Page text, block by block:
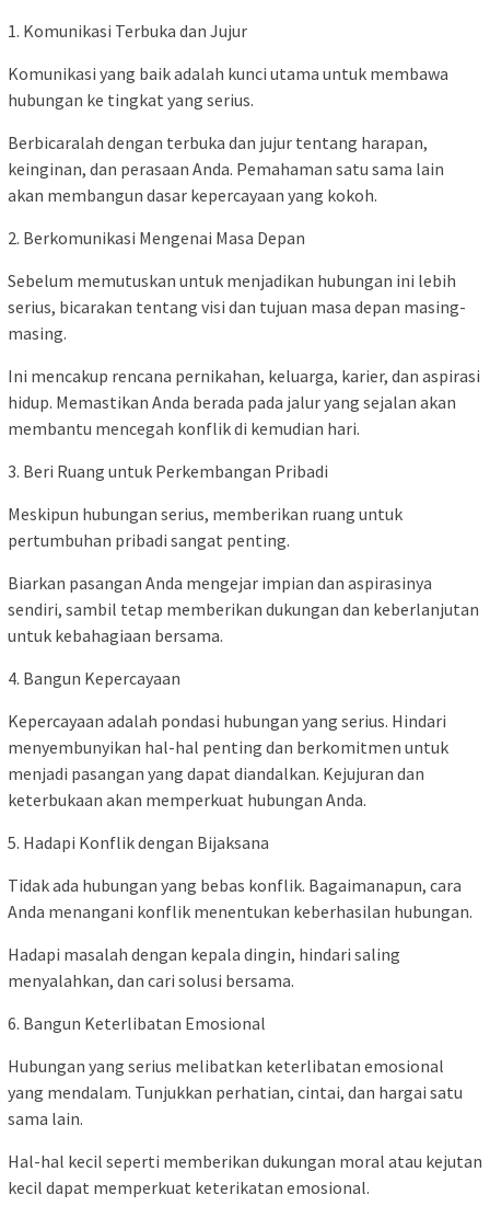
1. Komunikasi Terbuka dan Jujur
Komunikasi yang baik adalah kunci utama untuk membawa
hubungan ke tingkat yang serius.
Berbicaralah dengan terbuka dan jujur tentang harapan,
keinginan, dan perasaan Anda. Pemahaman satu sama lain
akan membangun dasar kepercayaan yang kokoh.
2. Berkomunikasi Mengenai Masa Depan
Sebelum memutuskan untuk menjadikan hubungan ini lebih
serius, bicarakan tentang visi dan tujuan masa depan masing-
masing.
Ini mencakup rencana pernikahan, keluarga, karier, dan aspirasi
hidup. Memastikan Anda berada pada jalur yang sejalan akan
membantu mencegah konflik di kemudian hari.
3. Beri Ruang untuk Perkembangan Pribadi
Meskipun hubungan serius, memberikan ruang untuk
pertumbuhan pribadi sangat penting.
Biarkan pasangan Anda mengejar impian dan aspirasinya
sendiri, sambil tetap memberikan dukungan dan keberlanjutan
untuk kebahagiaan bersama.
4. Bangun Kepercayaan
Kepercayaan adalah pondasi hubungan yang serius. Hindari
menyembunyikan hal-hal penting dan berkomitmen untuk
menjadi pasangan yang dapat diandalkan. Kejujuran dan
keterbukaan akan memperkuat hubungan Anda.
5. Hadapi Konflik dengan Bijaksana
Tidak ada hubungan yang bebas konflik. Bagaimanapun, cara
Anda menangani konflik menentukan keberhasilan hubungan.
Hadapi masalah dengan kepala dingin, hindari saling
menyalahkan, dan cari solusi bersama.
6. Bangun Keterlibatan Emosional
Hubungan yang serius melibatkan keterlibatan emosional
yang mendalam. Tunjukkan perhatian, cintai, dan hargai satu
sama lain.
Hal-hal kecil seperti memberikan dukungan moral atau kejutan
kecil dapat memperkuat keterikatan emosional.